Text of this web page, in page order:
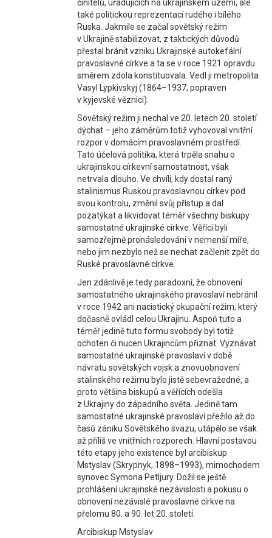
činitelů, úřadujících na ukrajinském území, ale
také politickou reprezentací rudého i bílého
Ruska. Jakmile se začal sovětský režim
v Ukrajině stabilizovat, z taktických důvodů
přestal bránit vzniku Ukrajinské autokefální
pravoslavné církve a ta se v roce 1921 opravdu
směrem zdola konstituovala. Vedl ji metropolita
Vasyl Lypkivskyj (1864–1937, popraven
v kyjevské věznici).
Sovětský režim ji nechal ve 20. letech 20. století
dýchat – jeho záměrům totiž vyhovoval vnitřní
rozpor v domácím pravoslavném prostředí.
Tato účelová politika, která trpěla snahu o
ukrajinskou církevní samostatnost, však
netrvala dlouho. Ve chvíli, kdy dostal raný
stalinismus Ruskou pravoslavnou církev pod
svou kontrolu, změnil svůj přístup a dal
pozatýkat a likvidovat téměř všechny biskupy
samostatné ukrajinské církve. Věřící byli
samozřejmě pronásledováni v nemenší míře,
nebo jim nezbylo než se nechat začlenit zpět do
Ruské pravoslavné církve.
Jen zdánlivě je tedy paradoxní, že obnovení
samostatného ukrajinského pravoslaví nebránil
v roce 1942 ani nacistický okupační režim, který
dočasně ovládl celou Ukrajinu. Aspoň tuto a
téměř jedině tuto formu svobody byl totiž
ochoten či nucen Ukrajincům přiznat. Vyznávat
samostatné ukrajinské pravoslaví v době
návratu sovětských vojsk a znovuobnovení
stalinského režimu bylo jistě sebevražedné, a
proto většina biskupů a věřících odešla
z Ukrajiny do západního světa. Jedině tam
samostatné ukrajinské pravoslaví přežilo až do
časů zániku Sovětského svazu, utápělo se však
až příliš ve vnitřních rozporech. Hlavní postavou
této etapy jeho existence byl arcibiskup
Mstyslav (Skrypnyk, 1898–1993), mimochodem
synovec Symona Petljury. Dožil se ještě
prohlášení ukrajinské nezávislosti a pokusu o
obnovení nezávislé pravoslavné církve na
přelomu 80. a 90. let 20. století.
Arcibiskup Mstyslav